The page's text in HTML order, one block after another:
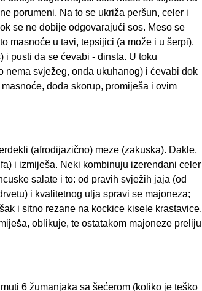
porumeni. Na to se ukriža peršun, celer i
se ne dobije odgovarajući sos. Meso se
masnoće u tavi, tepsijici (a može i u šerpi).
i pusti da se ćevabi - dinsta. U toku
svježeg, onda ukuhanog) i ćevabi dok
doda skorup, promiješa i ovim
(afrodijazično) meze (zakuska). Dakle,
i izmiješa. Neki kombinuju izerendani celer
salate i to: od pravih svježih jaja (od
i kvalitetnog ulja spravi se majoneza;
i sitno rezane na kockice kisele krastavice,
oblikuje, te ostatakom majoneze preliju
6 žumanjaka sa šećerom (koliko je teško